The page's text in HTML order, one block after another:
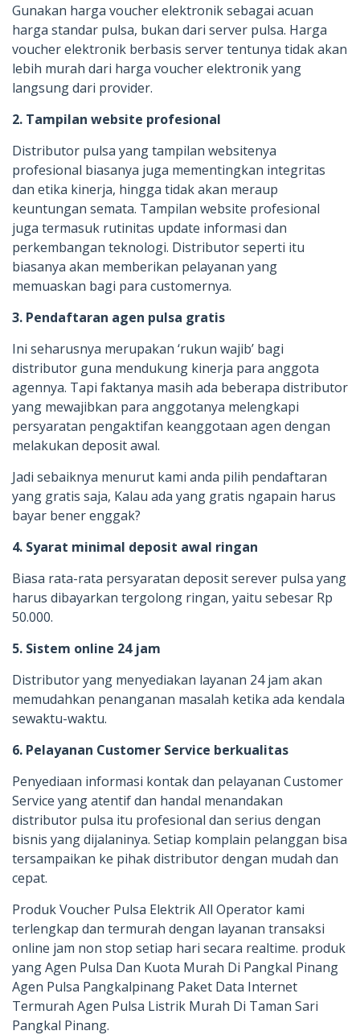
Gunakan harga voucher elektronik sebagai acuan
harga standar pulsa, bukan dari server pulsa. Harga
voucher elektronik berbasis server tentunya tidak akan
lebih murah dari harga voucher elektronik yang
langsung dari provider.
2. Tampilan website profesional
Distributor pulsa yang tampilan websitenya
profesional biasanya juga mementingkan integritas
dan etika kinerja, hingga tidak akan meraup
keuntungan semata. Tampilan website profesional
juga termasuk rutinitas update informasi dan
perkembangan teknologi. Distributor seperti itu
biasanya akan memberikan pelayanan yang
memuaskan bagi para customernya.
3. Pendaftaran agen pulsa gratis
Ini seharusnya merupakan ‘rukun wajib’ bagi
distributor guna mendukung kinerja para anggota
agennya. Tapi faktanya masih ada beberapa distributor
yang mewajibkan para anggotanya melengkapi
persyaratan pengaktifan keanggotaan agen dengan
melakukan deposit awal.
Jadi sebaiknya menurut kami anda pilih pendaftaran
yang gratis saja, Kalau ada yang gratis ngapain harus
bayar bener enggak?
4. Syarat minimal deposit awal ringan
Biasa rata-rata persyaratan deposit serever pulsa yang
harus dibayarkan tergolong ringan, yaitu sebesar Rp
50.000.
5. Sistem online 24 jam
Distributor yang menyediakan layanan 24 jam akan
memudahkan penanganan masalah ketika ada kendala
sewaktu-waktu.
6. Pelayanan Customer Service berkualitas
Penyediaan informasi kontak dan pelayanan Customer
Service yang atentif dan handal menandakan
distributor pulsa itu profesional dan serius dengan
bisnis yang dijalaninya. Setiap komplain pelanggan bisa
tersampaikan ke pihak distributor dengan mudah dan
cepat.
Produk Voucher Pulsa Elektrik All Operator kami
terlengkap dan termurah dengan layanan transaksi
online jam non stop setiap hari secara realtime. produk
yang Agen Pulsa Dan Kuota Murah Di Pangkal Pinang
Agen Pulsa Pangkalpinang Paket Data Internet
Termurah Agen Pulsa Listrik Murah Di Taman Sari
Pangkal Pinang.